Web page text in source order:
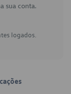
sua conta.
logados.